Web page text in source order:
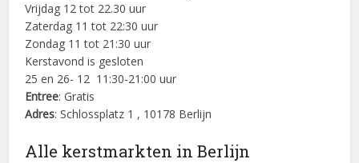
Vrijdag 12 tot 22.30 uur
Zaterdag 11 tot 22:30 uur
Zondag 11 tot 21:30 uur
Kerstavond is gesloten
25 en 26- 12 11:30-21:00 uur
Entree: Gratis
Adres: Schlossplatz 1 , 10178 Berlijn
Alle kerstmarkten in Berlijn